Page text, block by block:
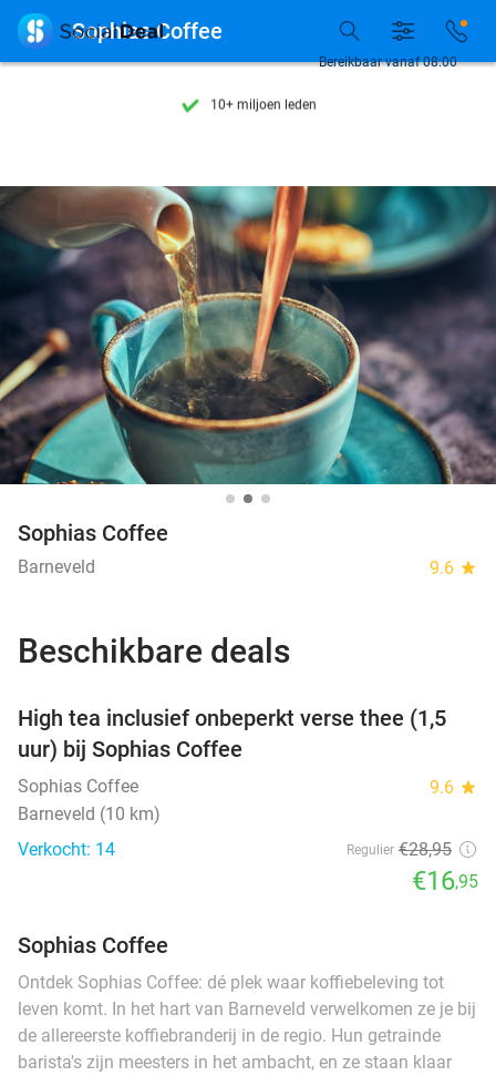
7 dagen per week beschikbaar
10+ miljoen leden
7 dagen per week beschikbaar
10+ miljoen leden
Bereikbaar vanaf 08:00
 Sophias Coffee
Sophias Coffee
Barneveld 9.6 star
Beschikbare deals
High tea inclusief onbeperkt verse thee (1,5
uur) bij Sophias Coffee
Sophias Coffee 9.6 star
Barneveld (10 km)
Verkocht: 14
Regulier €28,95
€16,95
Sophias Coffee
Ontdek Sophias Coffee: dé plek waar koffiebeleving tot
leven komt. In het hart van Barneveld verwelkomen ze je bij
de allereerste koffiebranderij in de regio. Hun getrainde
barista's zijn meesters in het ambacht, en ze staan klaar